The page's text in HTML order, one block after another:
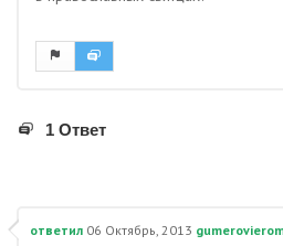
1 Ответ
ответил 06 Октябрь, 2013